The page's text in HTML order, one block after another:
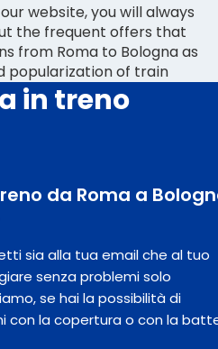
website, you will always
the frequent offers that
from Roma to Bologna as
popularization of train
in treno
da Roma a
sia alla tua email che al tuo
senza problemi solo
se hai la possibilità di
con la copertura o con la